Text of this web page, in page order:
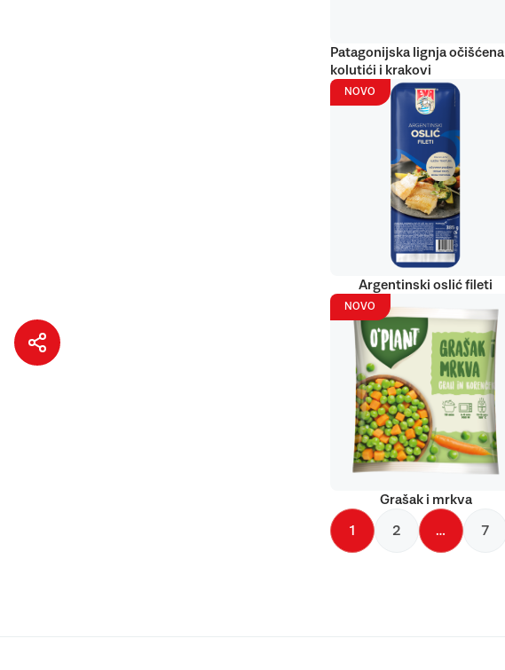
Patagonijska lignja očišćena
kolutići i krakovi
NOVO
Argentinski oslić fileti
NOVO
Grašak i mrkva
1 2 … 7